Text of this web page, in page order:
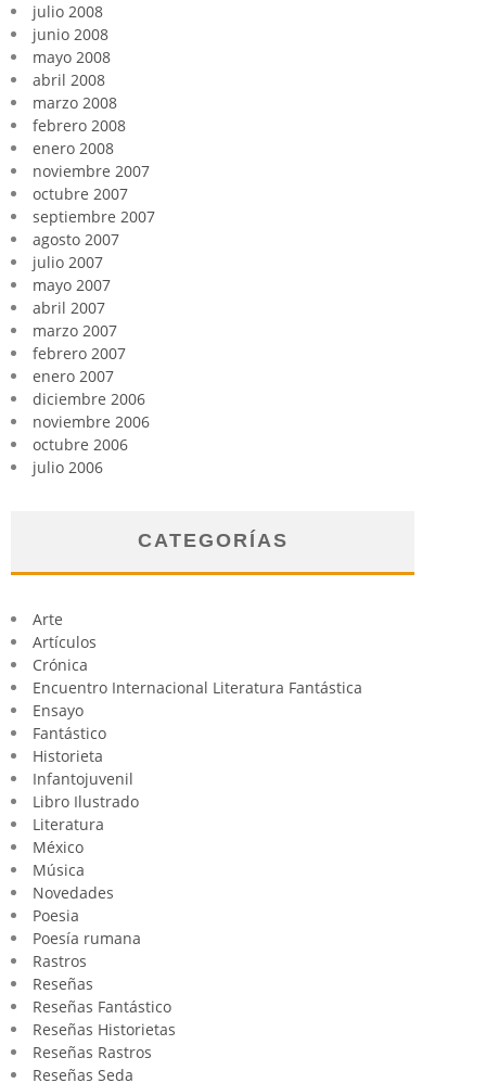
julio 2008
junio 2008
mayo 2008
abril 2008
marzo 2008
febrero 2008
enero 2008
noviembre 2007
octubre 2007
septiembre 2007
agosto 2007
julio 2007
mayo 2007
abril 2007
marzo 2007
febrero 2007
enero 2007
diciembre 2006
noviembre 2006
octubre 2006
julio 2006
CATEGORÍAS
Arte
Artículos
Crónica
Encuentro Internacional Literatura Fantástica
Ensayo
Fantástico
Historieta
Infantojuvenil
Libro Ilustrado
Literatura
México
Música
Novedades
Poesia
Poesía rumana
Rastros
Reseñas
Reseñas Fantástico
Reseñas Historietas
Reseñas Rastros
Reseñas Seda